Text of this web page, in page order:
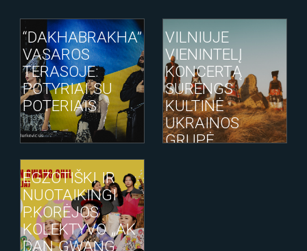
“DAKHABRAKHA”
VASAROS
TERASOJE:
POTYRIAI SU
POTERIAIS
VILNIUJE
VIENINTELĮ
KONCERTĄ
SURENGS
KULTINĖ
UKRAINOS
GRUPĖ
EGZOTIŠKI IR
NUOTAIKINGI
P.KORĖJOS
KOLEKTYVO „AK
DAN GWANG